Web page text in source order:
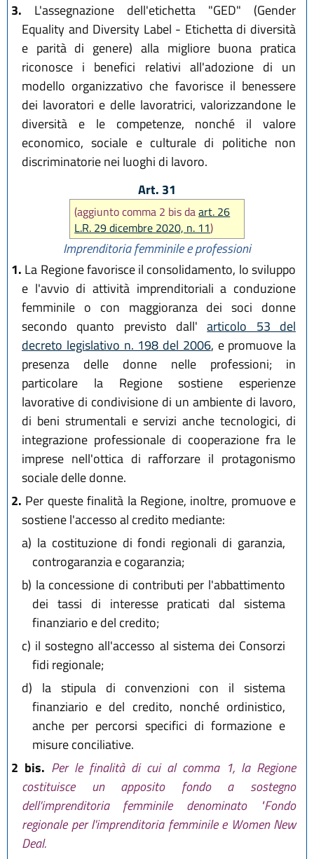
3. L'assegnazione dell'etichetta "GED" (Gender
Equality and Diversity Label - Etichetta di diversità
e parità di genere) alla migliore buona pratica
riconosce i benefici relativi all'adozione di un
modello organizzativo che favorisce il benessere
dei lavoratori e delle lavoratrici, valorizzandone le
diversità e le competenze, nonché il valore
economico, sociale e culturale di politiche non
discriminatorie nei luoghi di lavoro.
Art. 31
(aggiunto comma 2 bis daart. 26
L.R. 29 dicembre 2020, n. 11)
Imprenditoria femminile e professioni
1. La Regione favorisce il consolidamento, lo sviluppo
e l'avvio di attività imprenditoriali a conduzione
femminile o con maggioranza dei soci donne
secondo quanto previsto dall'articolo 53 del
decreto legislativo n. 198 del 2006, e promuove la
presenza delle donne nelle professioni; in
particolare la Regione sostiene esperienze
lavorative di condivisione di un ambiente di lavoro,
di beni strumentali e servizi anche tecnologici, di
integrazione professionale di cooperazione fra le
imprese nell'ottica di rafforzare il protagonismo
sociale delle donne.
2. Per queste finalità la Regione, inoltre, promuove e
sostiene l'accesso al credito mediante:
a) la costituzione di fondi regionali di garanzia,
controgaranzia e cogaranzia;
b) la concessione di contributi per l'abbattimento
dei tassi di interesse praticati dal sistema
finanziario e del credito;
c) il sostegno all'accesso al sistema dei Consorzi
fidi regionale;
d) la stipula di convenzioni con il sistema
finanziario e del credito, nonché ordinistico,
anche per percorsi specifici di formazione e
misure conciliative.
2 bis. Per le finalità di cui al comma 1, la Regione
costituisce un apposito fondo a sostegno
dell'imprenditoria femminile denominato "Fondo
regionale per l'imprenditoria femminile e Women New
Deal.